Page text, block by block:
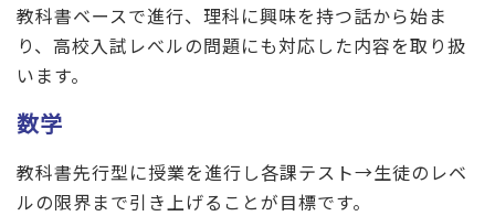
教科書ベースで進行、理科に興味を持つ話から始ま
り、高校入試レべルの問題にも対応した内容を取り扱
います。
数学
教科書先行型に授業を進行し各課テスト→生徒のレベ
ルの限界まで引き上げることが目標です。